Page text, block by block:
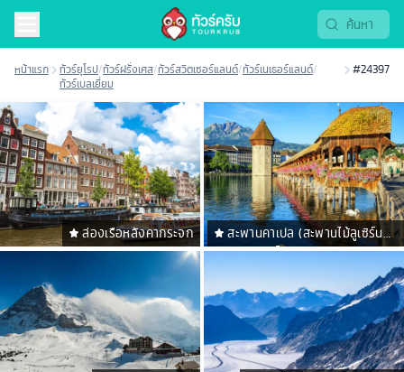
หน้าแรก ทัวร์ยุโรป/ทัวร์ฝรั่งเศส/ทัวร์สวิตเซอร์แลนด์/ทัวร์เนเธอร์แลนด์/
ทัวร์เบลเยี่ยม
#24397
ล่องเรือหลังคากระจก
สะพานคาเปล (สะพานไม้ลูเซิร์น
ชาเปล บริดจ์)